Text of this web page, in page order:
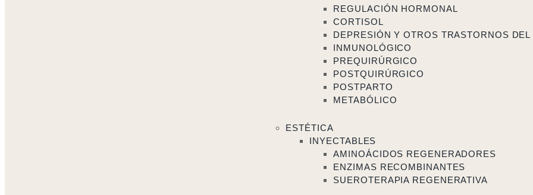
REGULACIÓN HORMONAL
CORTISOL
DEPRESIÓN Y OTROS TRASTORNOS
INMUNOLÓGICO
PREQUIRÚRGICO
POSTQUIRÚRGICO
POSTPARTO
METABÓLICO
ESTÉTICA
INYECTABLES
AMINOÁCIDOS REGENERADORES
ENZIMAS RECOMBINANTES
SUEROTERAPIA REGENERATIVA